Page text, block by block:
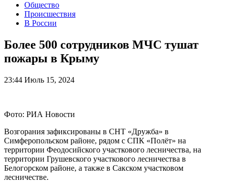
Общество
Происшествия
В России
Более 500 сотрудников МЧС тушат
пожары в Крыму
23:44 Июль 15, 2024
Фото: РИА Новости
Возгорания зафиксированы в СНТ «Дружба» в
Симферопольском районе, рядом с СПК «Полёт» на
территории Феодосийского участкового лесничества, на
территории Грушевского участкового лесничества в
Белогорском районе, а также в Сакском участковом
лесничестве.